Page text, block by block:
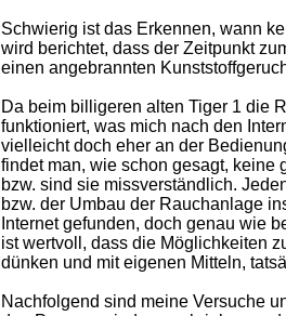
Schwierig ist das Erkennen, wann
wird berichtet, dass der Zeitpunkt
einen angebrannten
Da beim billigeren alten Tiger 1 die
funktioniert, was mich nach den
vielleicht doch eher an der
findet man, wie schon gesagt, keine
bzw. sind sie missverständlich.
bzw. der Umbau der Rauchanlage
Internet gefunden, doch genau wie
ist wertvoll, dass die Möglichkeiten
dünken und mit eigenen Mitteln,
Nachfolgend sind meine Versuche